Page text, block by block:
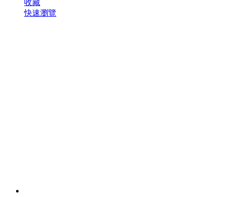
收藏
快速瀏覽